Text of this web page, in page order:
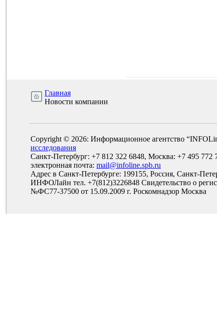
Главная
Новости компании
Copyright © 2026: Информационное агентство
исследования
Санкт-Петербург: +7 812 322 6848, Москва: +7 495 772
электронная почта: mail@infoline.spb.ru
Адрес в Санкт-Петербурге: 199155, Россия, Санкт-
ИНФОЛайн тел. +7(812)3226848 Свидетельство о
№ФС77-37500 от 15.09.2009 г. Роскомнадзор Москва